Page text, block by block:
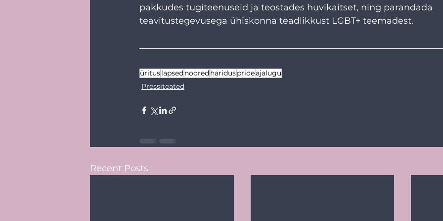
pakkudes tugiteenuseid ja teostades huvikaitset, ning parandada
teavitustegevusega ühiskonna teadlikkust LGBT+ teemadest.
ürituslapsednooredharidusprideajalugu
Pressiteated
Recent Posts